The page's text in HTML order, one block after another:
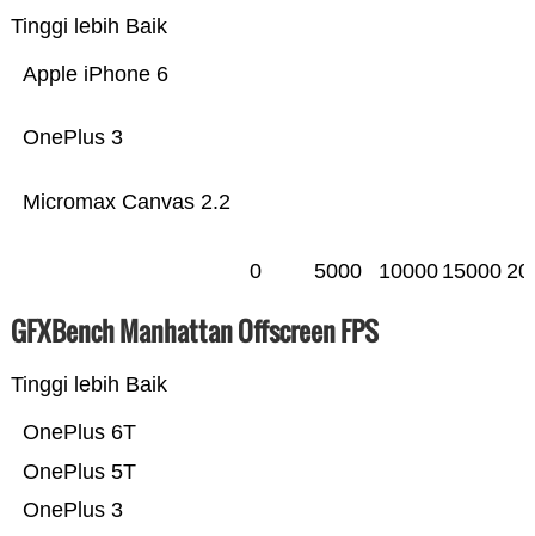
Tinggi lebih Baik
Micromax Canvas 2.2
OnePlus 3
Apple iPhone 6
0 5000 10000 15000
GFXBench Manhattan Offscreen FPS
Tinggi lebih Baik
OnePlus 3
OnePlus 5T
OnePlus 6T